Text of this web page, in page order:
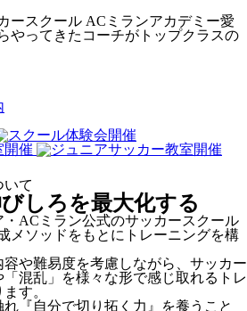
ースクール ACミランアカデミー愛
やってきたコーチがトップクラスの
いて
しろを最大化する
ACミラン公式のサッカースクール
メソッドをもとにトレーニングを構
や難易度を考慮しながら、サッカー
混乱」を様々な形で感じ取れるトレ
す。
『自分で切り拓く力』を養うこと